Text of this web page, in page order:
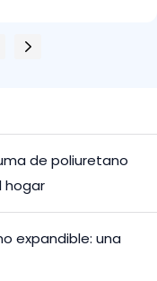
de poliuretano
hogar
expandible: una